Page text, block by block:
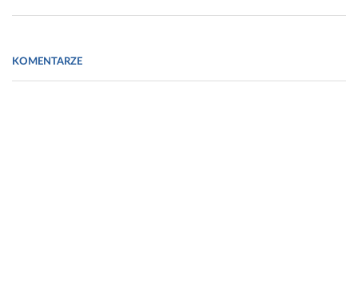
KOMENTARZE